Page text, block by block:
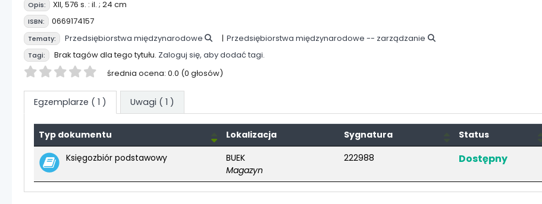
Opis: XII, 576 s. : il. ; 24 cm
ISBN: 0669174157
Tematy: Przedsiębiorstwa międzynarodowe Przedsiębiorstwa międzynarodowe -- zarządzanie
Tagi: Brak tagów dla tego tytułu. Zaloguj się, aby dodać tagi.
Twoja ocena średnia ocena: 0.0 (0 głosów)
Egzemplarze ( 1 ) Uwagi ( 1 )
Egzemplarze
Typ dokumentu Lokalizacja Sygnatura
Status
Księgozbiór podstawowy
BUEK
Magazyn
222988 Dostępny